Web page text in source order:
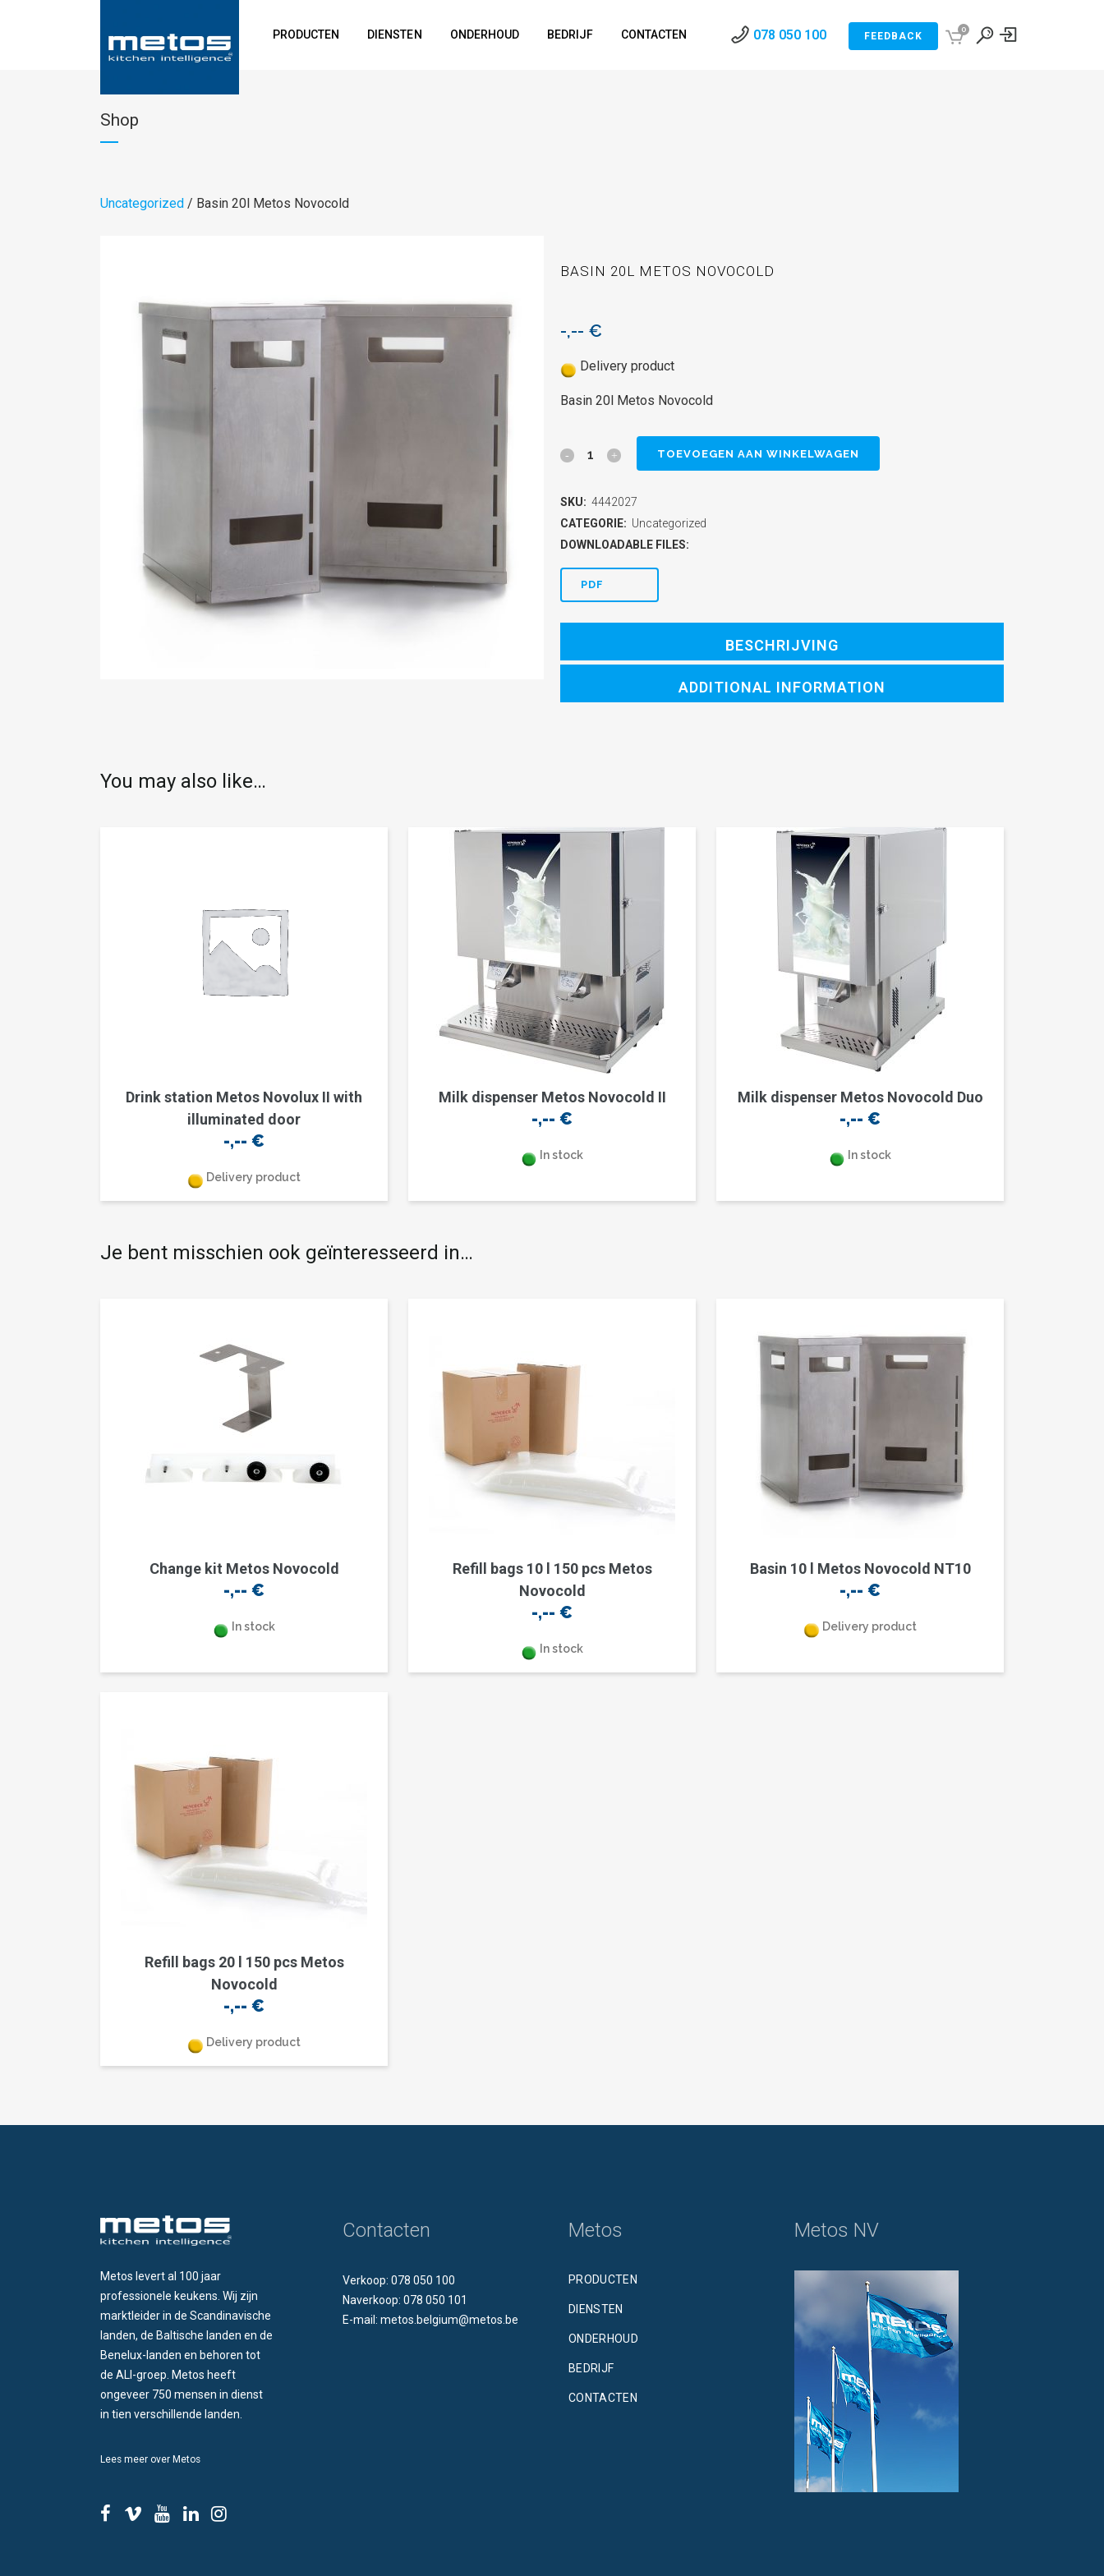
0
078 050 100 FEEDBACK
PRODUCTEN DIENSTEN ONDERHOUD BEDRIJF CONTACTEN
Shop
Uncategorized / Basin 20l Metos Novocold
BASIN 20L METOS NOVOCOLD
-,-- €
Delivery product
Basin 20l Metos Novocold
Basin
Metos
Novocold
quantity
TOEVOEGEN AAN WINKELWAGEN
SKU: 4442027
CATEGORIE: Uncategorized
DOWNLOADABLE FILES:
PDF
BESCHRIJVING
ADDITIONAL INFORMATION
You may also like…
Drink station Metos Novolux II with
illuminated door
-,-- €
Delivery product
Milk dispenser Metos Novocold II
-,-- €
In stock
Milk dispenser Metos Novocold Duo
-,-- €
In stock
Je bent misschien ook geïnteresseerd in…
Change kit Metos Novocold
-,-- €
In stock
Refill bags 10 l 150 pcs Metos
Novocold
-,-- €
In stock
Basin 10 l Metos Novocold NT10
-,-- €
Delivery product
Refill bags 20 l 150 pcs Metos
Novocold
-,-- €
Delivery product
Metos levert al 100 jaar
professionele keukens. Wij zijn
marktleider in de Scandinavische
landen, de Baltische landen en de
Benelux-landen en behoren tot
de ALI-groep. Metos heeft
ongeveer 750 mensen in dienst
in tien verschillende landen.
Lees meer over Metos
Contacten
Verkoop: 078 050 100
Naverkoop: 078 050 101
E-mail: metos.belgium@metos.be
Metos
PRODUCTEN
DIENSTEN
ONDERHOUD
BEDRIJF
CONTACTEN
Metos NV